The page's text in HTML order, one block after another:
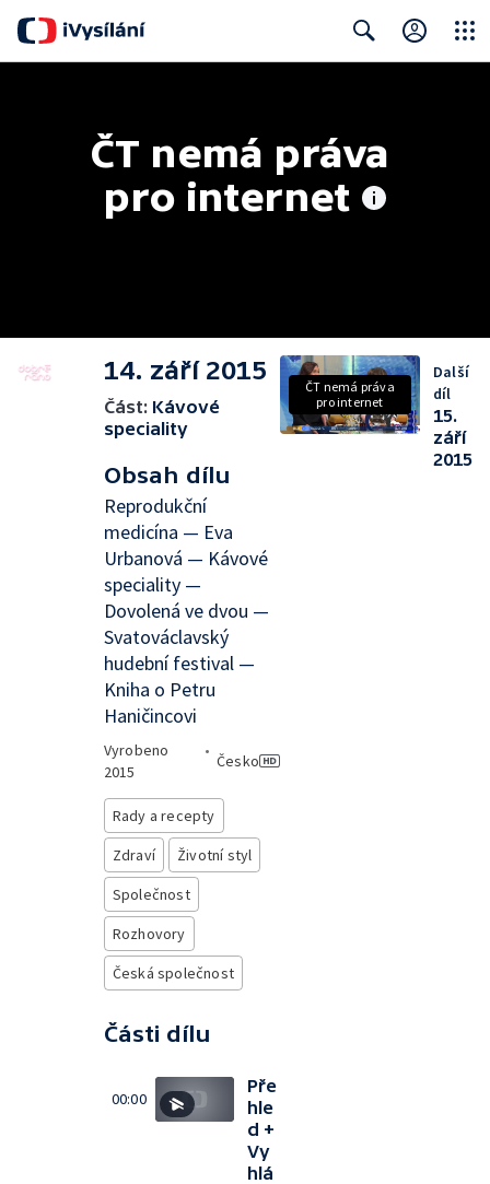
ČT nemá práva
pro internet
14. září 2015
Část: Kávové
speciality
Obsah dílu
Reprodukční
medicína — Eva
Urbanová — Kávové
speciality —
Dovolená ve dvou —
Svatováclavský
hudební festival —
Kniha o Petru
Haničincovi
Vyrobeno
2015
•
Česko
Rady a recepty
Zdraví
Životní styl
Společnost
Rozhovory
Česká společnost
Části dílu
00:00
Pře
hle
d +
Vy
hlá
ČT nemá práva
pro internet
Další
díl
15.
září
2015